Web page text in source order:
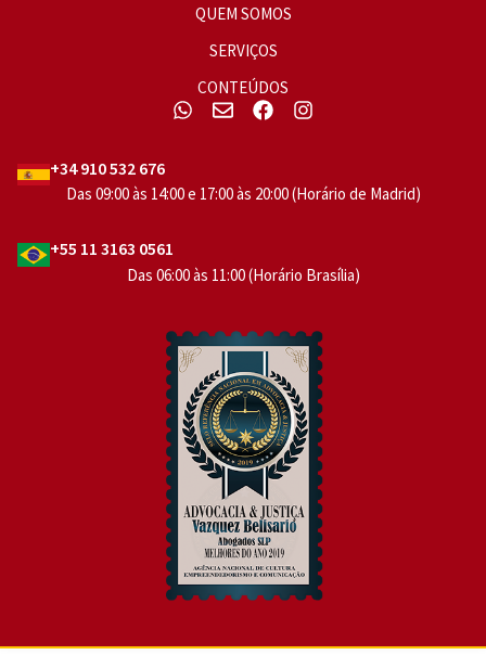
QUEM SOMOS
SERVIÇOS
CONTEÚDOS
+34 910 532 676
Das 09:00 às 14:00 e 17:00 às 20:00 (Horário de Madrid)
+55 11 3163 0561
Das 06:00 às 11:00 (Horário Brasília)